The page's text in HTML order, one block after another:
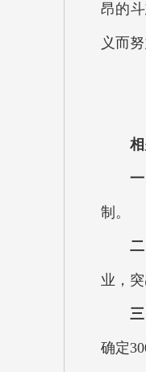
昂的
义而
制。
业，
确定